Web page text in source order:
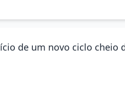
de um novo ciclo cheio